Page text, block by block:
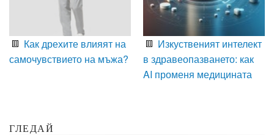
Как дрехите влияят на
самочувствието на мъжа?
Изкуственият интелект
в здравеопазването: как
AI променя медицината
ГЛЕДАЙ